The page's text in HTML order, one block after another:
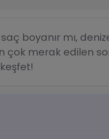
boyanır mı,
merak edilen